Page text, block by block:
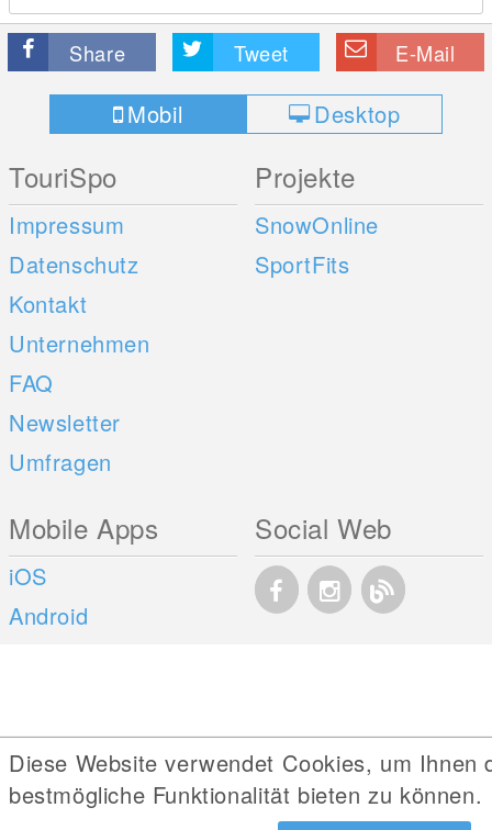
Share Tweet E-Mail
Mobil Desktop
TouriSpo
Impressum
Datenschutz
Kontakt
Unternehmen
FAQ
Newsletter
Umfragen
Projekte
SnowOnline
SportFits
Mobile Apps
iOS
Android
Social Web
Diese Website verwendet Cookies, um Ihnen
bestmögliche Funktionalität bieten zu können.